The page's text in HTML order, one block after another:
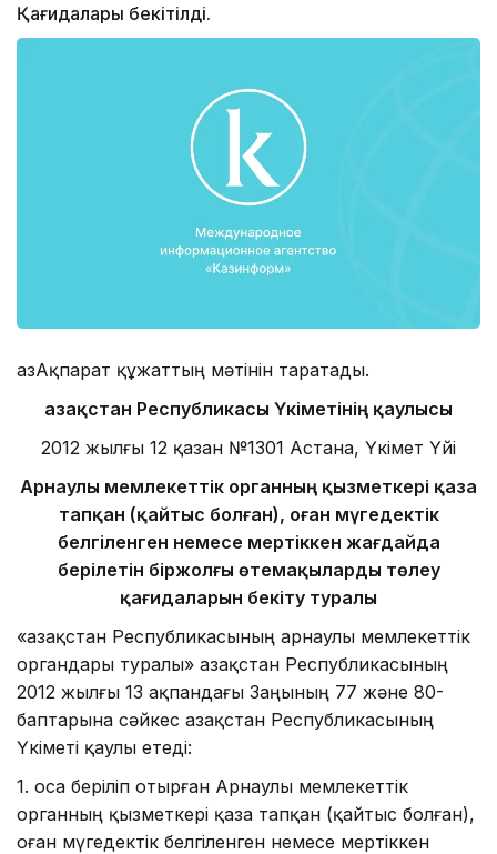
Қағидалары бекітілді.
ҚазАқпарат құжаттың мәтінін таратады.
Қазақстан Республикасы Үкіметінің қаулысы
2012 жылғы 12 қазан №1301 Астана, Үкімет Үйі
Арнаулы мемлекеттік органның қызметкері қаза
тапқан (қайтыс болған), оған мүгедектік
белгіленген немесе мертіккен жағдайда
берілетін біржолғы өтемақыларды төлеу
қағидаларын бекіту туралы
«Қазақстан Республикасының арнаулы мемлекеттік
органдары туралы» Қазақстан Республикасының
2012 жылғы 13 ақпандағы Заңының 77 және 80-
баптарына сәйкес Қазақстан Республикасының
Үкіметі қаулы етеді:
1. Қоса беріліп отырған Арнаулы мемлекеттік
органның қызметкері қаза тапқан (қайтыс болған),
оған мүгедектік белгіленген немесе мертіккен